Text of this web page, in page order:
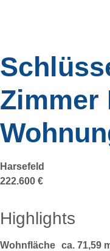
Zimmer
Harsefeld
222.600 €
Highlights
Wohnfläche ca. 71,59